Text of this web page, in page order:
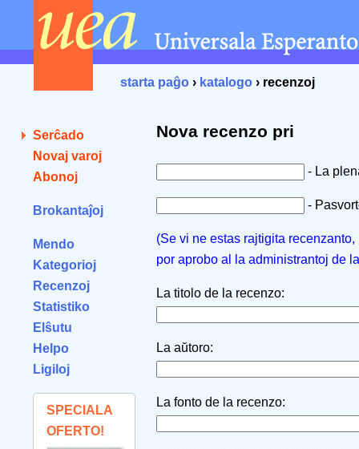
starta paĝo › katalogo › recenzoj
Serĉado
Novaj varoj
Abonoj
Brokantaĵoj
Mendo
Kategorioj
Recenzoj
Statistiko
Elŝutu
Helpo
Ligiloj
SPECIALA
OFERTO!
Nova recenzo pri
- La
-
(Se vi ne estas rajtigita
por aprobo al la administrantoj de
La titolo de la recenzo:
La aŭtoro:
La fonto de la recenzo: